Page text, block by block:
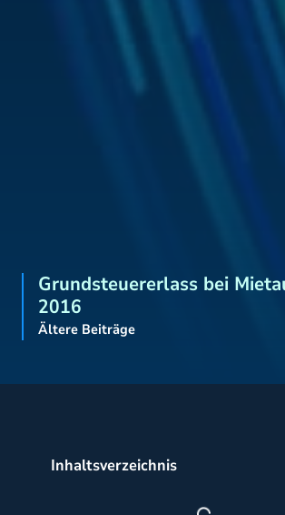
Grundsteuererlass bei
2016
Ältere Beiträge
Inhaltsverzeichnis